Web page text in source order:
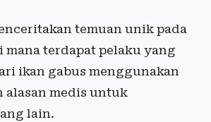
temuan unik pada
terdapat pelaku yang
ikan gabus menggunakan
alasan medis untuk
lain.